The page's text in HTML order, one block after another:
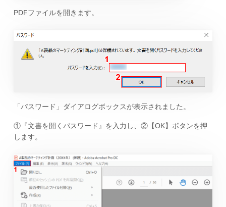
PDFファイルを開きます。
「パスワード」ダイアログボックスが表示されました。
①『文書を開くパスワード』を入力し、②【OK】ボタンを押
します。